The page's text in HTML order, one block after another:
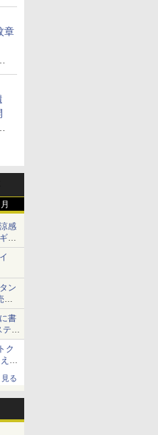
章
感
ア
ン
の
書
テ
ク
き
見る